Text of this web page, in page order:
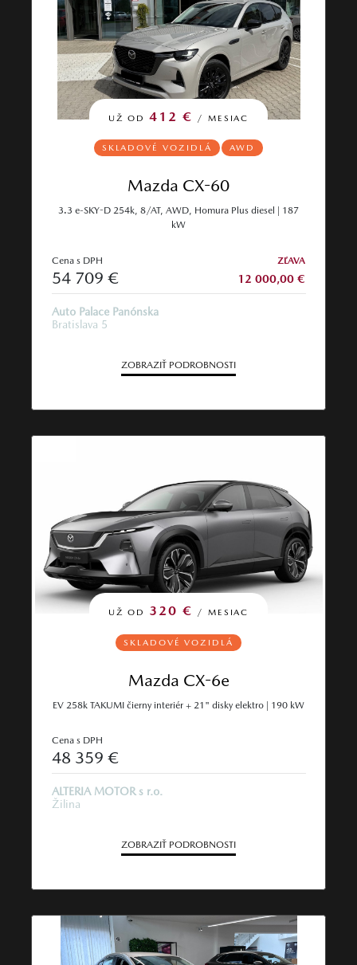
UŽ OD412 € / MESIAC
SKLADOVÉ VOZIDLÁ AWD
Mazda CX-60
3.3 e-SKY-D 254k, 8/AT, AWD, Homura Plus diesel | 187
kW
Cena s DPH
54 709 €
ZĽAVA
12 000,00 €
Auto Palace Panónska
Bratislava 5
ZOBRAZIŤ PODROBNOSTI
UŽ OD 320 € / MESIAC
SKLADOVÉ VOZIDLÁ
Mazda CX-6e
EV 258k TAKUMI čierny interiér + 21" disky elektro | 190 kW
Cena s DPH
48 359 €
ALTERIA MOTOR s r.o.
Žilina
ZOBRAZIŤ PODROBNOSTI